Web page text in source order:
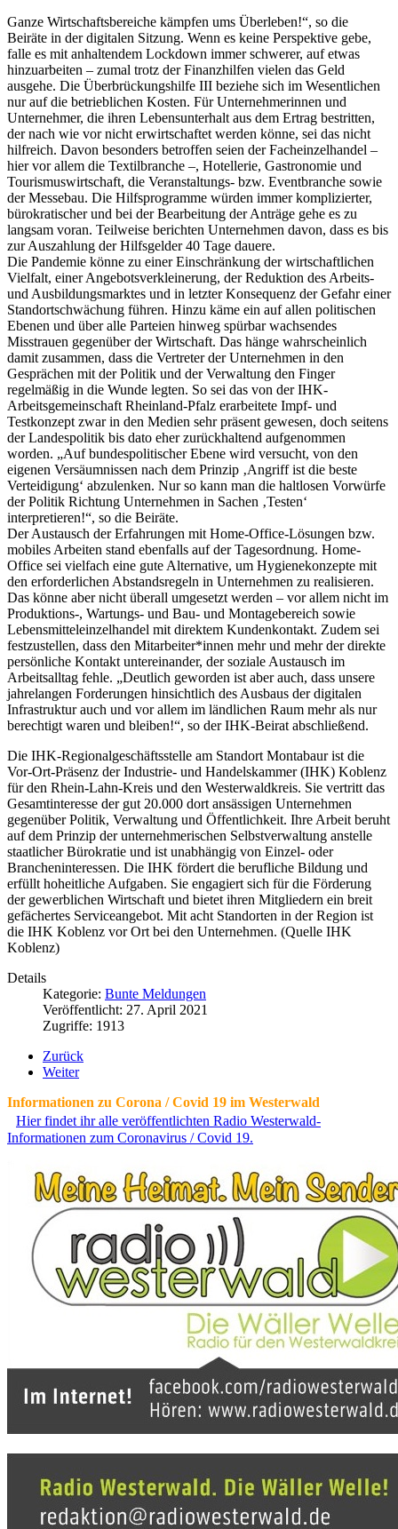
Ganze Wirtschaftsbereiche kämpfen ums Überleben!“, so die
Beiräte in der digitalen Sitzung. Wenn es keine Perspektive gebe,
falle es mit anhaltendem Lockdown immer schwerer, auf etwas
hinzuarbeiten – zumal trotz der Finanzhilfen vielen das Geld
ausgehe. Die Überbrückungshilfe III beziehe sich im Wesentlichen
nur auf die betrieblichen Kosten. Für Unternehmerinnen und
Unternehmer, die ihren Lebensunterhalt aus dem Ertrag bestritten,
der nach wie vor nicht erwirtschaftet werden könne, sei das nicht
hilfreich. Davon besonders betroffen seien der Facheinzelhandel –
hier vor allem die Textilbranche –, Hotellerie, Gastronomie und
Tourismuswirtschaft, die Veranstaltungs- bzw. Eventbranche sowie
der Messebau. Die Hilfsprogramme würden immer komplizierter,
bürokratischer und bei der Bearbeitung der Anträge gehe es zu
langsam voran. Teilweise berichten Unternehmen davon, dass es bis
zur Auszahlung der Hilfsgelder 40 Tage dauere.
Die Pandemie könne zu einer Einschränkung der wirtschaftlichen
Vielfalt, einer Angebotsverkleinerung, der Reduktion des Arbeits-
und Ausbildungsmarktes und in letzter Konsequenz der Gefahr einer
Standortschwächung führen. Hinzu käme ein auf allen politischen
Ebenen und über alle Parteien hinweg spürbar wachsendes
Misstrauen gegenüber der Wirtschaft. Das hänge wahrscheinlich
damit zusammen, dass die Vertreter der Unternehmen in den
Gesprächen mit der Politik und der Verwaltung den Finger
regelmäßig in die Wunde legten. So sei das von der IHK-
Arbeitsgemeinschaft Rheinland-Pfalz erarbeitete Impf- und
Testkonzept zwar in den Medien sehr präsent gewesen, doch seitens
der Landespolitik bis dato eher zurückhaltend aufgenommen
worden. „Auf bundespolitischer Ebene wird versucht, von den
eigenen Versäumnissen nach dem Prinzip ‚Angriff ist die beste
Verteidigung‘ abzulenken. Nur so kann man die haltlosen Vorwürfe
der Politik Richtung Unternehmen in Sachen ‚Testen‘
interpretieren!“, so die Beiräte.
Der Austausch der Erfahrungen mit Home-Office-Lösungen bzw.
mobiles Arbeiten stand ebenfalls auf der Tagesordnung. Home-
Office sei vielfach eine gute Alternative, um Hygienekonzepte mit
den erforderlichen Abstandsregeln in Unternehmen zu realisieren.
Das könne aber nicht überall umgesetzt werden – vor allem nicht im
Produktions-, Wartungs- und Bau- und Montagebereich sowie
Lebensmitteleinzelhandel mit direktem Kundenkontakt. Zudem sei
festzustellen, dass den Mitarbeiter*innen mehr und mehr der direkte
persönliche Kontakt untereinander, der soziale Austausch im
Arbeitsalltag fehle. „Deutlich geworden ist aber auch, dass unsere
jahrelangen Forderungen hinsichtlich des Ausbaus der digitalen
Infrastruktur auch und vor allem im ländlichen Raum mehr als nur
berechtigt waren und bleiben!“, so der IHK-Beirat abschließend.
Die IHK-Regionalgeschäftsstelle am Standort Montabaur ist die
Vor-Ort-Präsenz der Industrie- und Handelskammer (IHK) Koblenz
für den Rhein-Lahn-Kreis und den Westerwaldkreis. Sie vertritt das
Gesamtinteresse der gut 20.000 dort ansässigen Unternehmen
gegenüber Politik, Verwaltung und Öffentlichkeit. Ihre Arbeit beruht
auf dem Prinzip der unternehmerischen Selbstverwaltung anstelle
staatlicher Bürokratie und ist unabhängig von Einzel- oder
Brancheninteressen. Die IHK fördert die berufliche Bildung und
erfüllt hoheitliche Aufgaben. Sie engagiert sich für die Förderung
der gewerblichen Wirtschaft und bietet ihren Mitgliedern ein breit
gefächertes Serviceangebot. Mit acht Standorten in der Region ist
die IHK Koblenz vor Ort bei den Unternehmen. (Quelle IHK
Koblenz)
Details
Kategorie: Bunte Meldungen
Veröffentlicht: 27. April 2021
Zugriffe: 1913
Zurück
Weiter
Informationen zu Corona / Covid 19 im Westerwald
Hier findet ihr alle veröffentlichten Radio Westerwald-
Informationen zum Coronavirus / Covid 19.